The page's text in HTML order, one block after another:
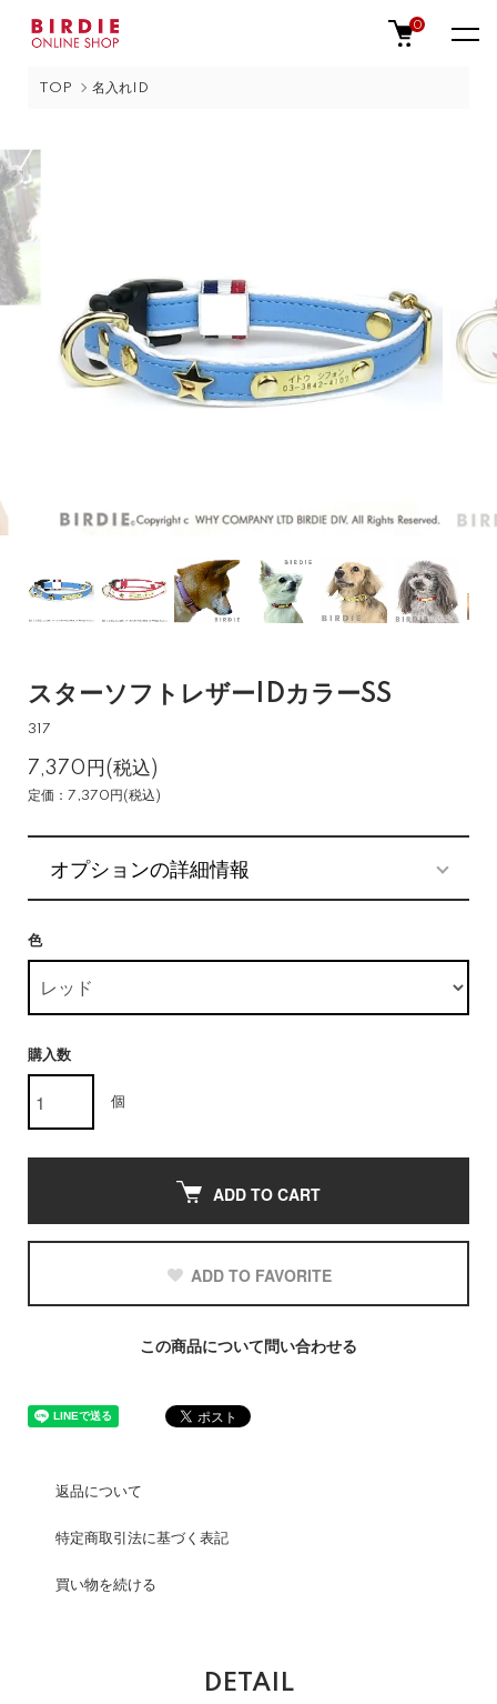
0
TOP 名入れID
スターソフトレザーIDカラーSS
317
7,370円(税込)
定価：7,370円(税込)
オプションの詳細情報
色
購入数
個
ADD TO CART
ADD TO FAVORITE
この商品について問い合わせる
返品について
特定商取引法に基づく表記
買い物を続ける
DETAIL